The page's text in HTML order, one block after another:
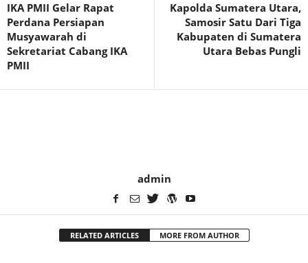
IKA PMII Gelar Rapat
Perdana Persiapan
Musyawarah di
Sekretariat Cabang IKA
PMII
Kapolda Sumatera Utara,
Samosir Satu Dari Tiga
Kabupaten di Sumatera
Utara Bebas Pungli
admin
RELATED ARTICLES MORE FROM AUTHOR